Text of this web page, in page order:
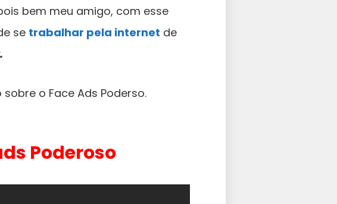
bem meu amigo, com esse
se trabalhar pela internet de
o Face Ads Poderso.
Poderoso